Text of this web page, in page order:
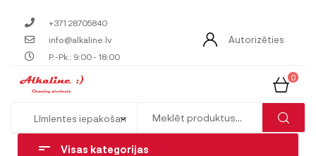
+371 28705840
info@alkaline.lv
P.-Pk.: 9:00 - 18:00
Autorizēties
0
Visas kategorijas